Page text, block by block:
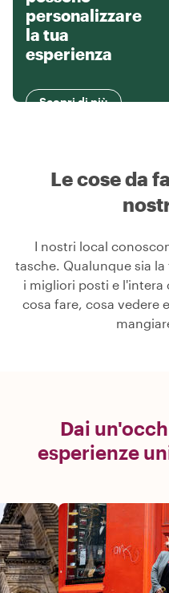
personalizzare
la tua
esperienza
Scopri di più
Le cose da
I nostri local
tasche. Qualunque sia
i migliori posti e l'intera
cosa fare, cosa vedere
Dai
esperienze